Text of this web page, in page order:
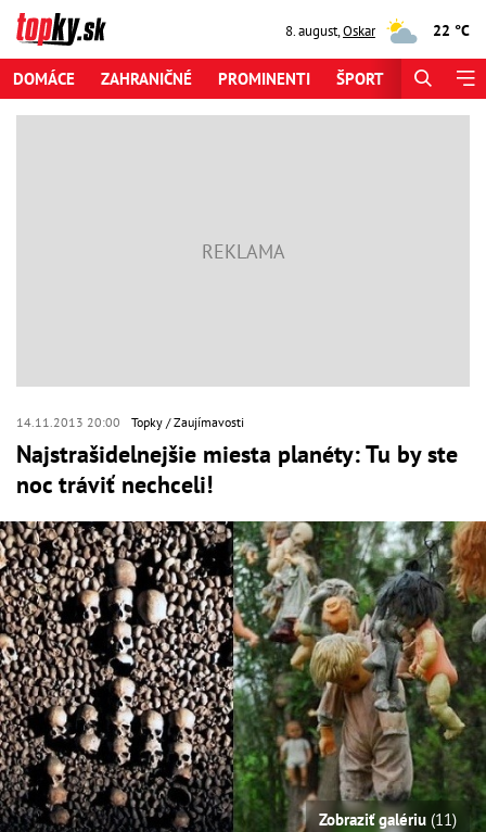
8. august,Oskar 22 °C
DOMÁCE ZAHRANIČNÉ PROMINENTI ŠPORT
14.11.2013 20:00 Topky Zaujímavosti
Najstrašidelnejšie miesta planéty: Tu by ste
noc tráviť nechceli!
Zobraziť galériu (11)